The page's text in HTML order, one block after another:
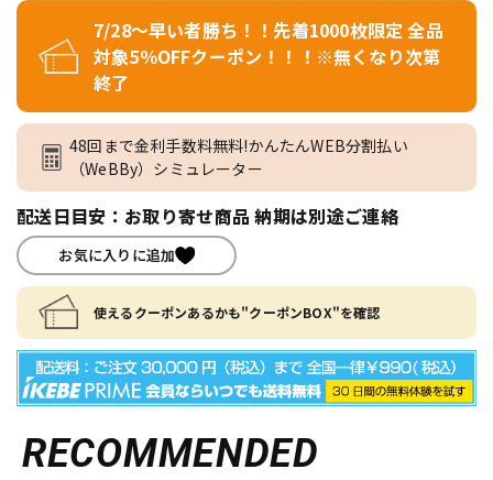
7/28～早い者勝ち！！先着1000枚限定 全品
対象5％OFFクーポン！！！※無くなり次第
終了
48回まで金利手数料無料!かんたんWEB分割払い
（WeBBy）シミュレーター
配送日目安：お取り寄せ商品 納期は別途ご連絡
お気に入りに追加
使えるクーポンあるかも"クーポンBOX"を確認
RECOMMENDED